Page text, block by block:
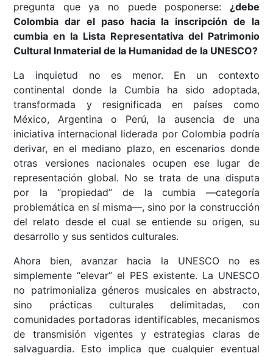
pregunta que ya no puede posponerse: ¿debe
Colombia dar el paso hacia la inscripción de la
cumbia en la Lista Representativa del Patrimonio
Cultural Inmaterial de la Humanidad de la UNESCO?
La inquietud no es menor. En un contexto
continental donde la Cumbia ha sido adoptada,
transformada y resignificada en países como
México, Argentina o Perú, la ausencia de una
iniciativa internacional liderada por Colombia podría
derivar, en el mediano plazo, en escenarios donde
otras versiones nacionales ocupen ese lugar de
representación global. No se trata de una disputa
por la “propiedad” de la cumbia —categoría
problemática en sí misma—, sino por la construcción
del relato desde el cual se entiende su origen, su
desarrollo y sus sentidos culturales.
Ahora bien, avanzar hacia la UNESCO no es
simplemente “elevar” el PES existente. La UNESCO
no patrimonializa géneros musicales en abstracto,
sino prácticas culturales delimitadas, con
comunidades portadoras identificables, mecanismos
de transmisión vigentes y estrategias claras de
salvaguardia. Esto implica que cualquier eventual